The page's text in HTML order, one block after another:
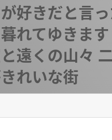
好きだと言
れてゆきます
遠くの山々
れいな街